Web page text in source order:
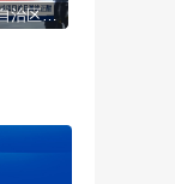
冰上“热”力全开 自治区十六运冰球项目首日激战正酣